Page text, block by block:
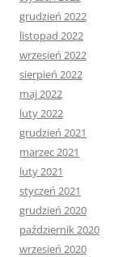
grudzień 2022
listopad 2022
wrzesień 2022
sierpień 2022
maj 2022
luty 2022
grudzień 2021
marzec 2021
luty 2021
styczeń 2021
grudzień 2020
październik 2020
wrzesień 2020